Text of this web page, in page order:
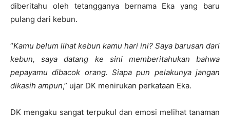
diberitahu oleh tetangganya bernama Eka yang baru
pulang dari kebun.
“Kamu belum lihat kebun kamu hari ini? Saya barusan dari
kebun, saya datang ke sini memberitahukan bahwa
pepayamu dibacok orang. Siapa pun pelakunya jangan
dikasih ampun,” ujar DK menirukan perkataan Eka.
DK mengaku sangat terpukul dan emosi melihat tanaman